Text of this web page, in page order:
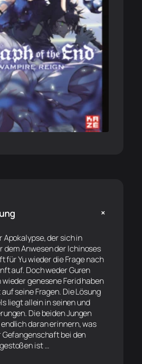
+
Apokalypse, der sich in
dem Anwesen der Ichinoses
für Yu wieder die Frage nach
auf. Doch weder Guren
wieder genesene Ferid haben
seine Fragen. Die Lösung
liegt allein in seinen und
Die beiden Jungen
daran erinnern, was
Gefangenschaft bei den
ist …